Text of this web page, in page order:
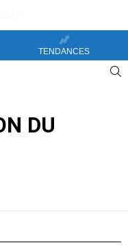
TENDANCES
DU